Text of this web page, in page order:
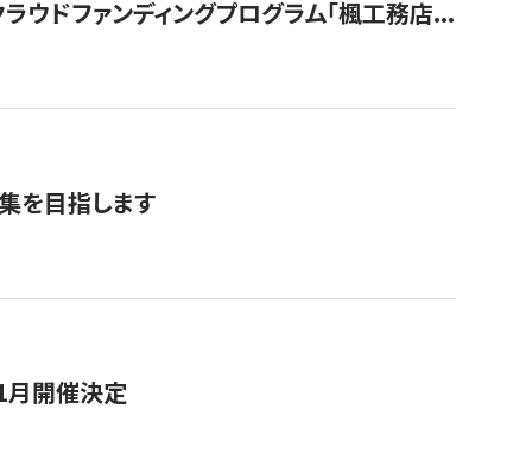
ドファンディングプログラム「楓工務店...
を目指します
月開催決定